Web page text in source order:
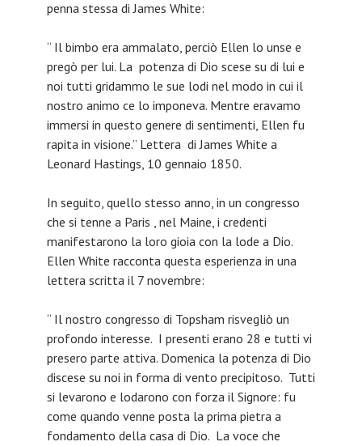
penna stessa di James White:
“ Il bimbo era ammalato, perciò Ellen lo unse e
pregò per lui. La potenza di Dio scese su di lui e
noi tutti gridammo le sue lodi nel modo in cui il
nostro animo ce lo imponeva. Mentre eravamo
immersi in questo genere di sentimenti, Ellen fu
rapita in visione.” Lettera di James White a
Leonard Hastings, 10 gennaio 1850.
In seguito, quello stesso anno, in un congresso
che si tenne a Paris , nel Maine, i credenti
manifestarono la loro gioia con la lode a Dio.
Ellen White racconta questa esperienza in una
lettera scritta il 7 novembre:
“ Il nostro congresso di Topsham risvegliò un
profondo interesse. I presenti erano 28 e tutti vi
presero parte attiva. Domenica la potenza di Dio
discese su noi in forma di vento precipitoso. Tutti
si levarono e lodarono con forza il Signore: fu
come quando venne posta la prima pietra a
fondamento della casa di Dio. La voce che